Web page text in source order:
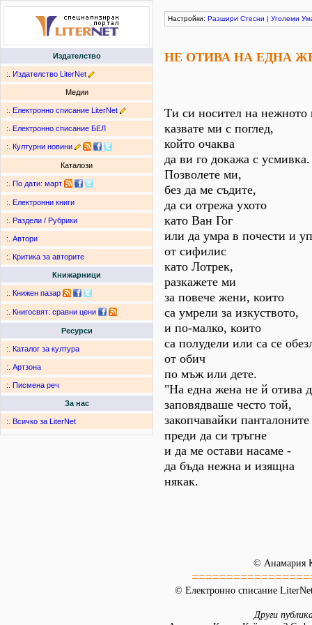
Издателство
:. Издателство LiterNet
Медии
:. Електронно списание LiterNet
:. Електронно списание БЕЛ
:. Културни новини
Каталози
:. По дати: март
:. Електронни книги
:. Раздели / Рубрики
:. Автори
:. Критика за авторите
Книжарници
:. Книжен пазар
:. Книгосвят: сравни цени
Ресурси
:. Каталог за култура
:. Артзона
:. Писмена реч
За нас
:. Всичко за LiterNet
Настройки: Разшири Стесни | Уголеми
НЕ ОТИВА НА ЕДНА
Ти си носител на
казвате ми с поглед,
който очаква
да ви го докажа с усмивка.
Позволете ми,
без да ме съдите,
да си отрежа ухото
като Ван Гог
или да умра в почести и
от сифилис
като Лотрек,
разкажете ми
за повече жени, които
са умрели за изкуството,
и по-малко, които
са полудели или са се
от обич
по мъж или дете.
"На една жена не й отива
заповядваше често той,
закопчавайки
преди да си тръгне
и да ме остави насаме -
да бъда нежна и изящна
някак.
© Анамария
© Електронно списание
Други